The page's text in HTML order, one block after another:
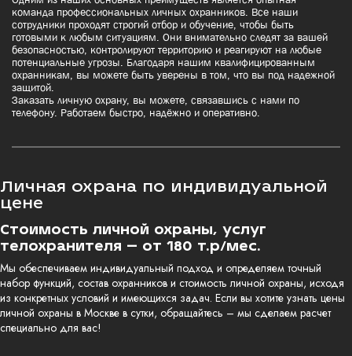
команда профессиональных личных охранников. Все наши
сотрудники проходят строгий отбор и обучение, чтобы быть
готовыми к любым ситуациям. Они внимательно следят за вашей
безопасностью, контролируют территорию и реагируют на любые
потенциальные угрозы. Благодаря нашим квалифицированным
охранникам, вы можете быть уверены в том, что вы под надежной
защитой.
Заказать личную охрану, вы можете, связавшись с нами по
телефону. Работаем быстро, надёжно и оперативно.
Личная охрана по индивидуальной
цене
Стоимость личной охраны, услуг
телохранителя – от 180 т.р/мес.
Мы обеспечиваем индивидуальный подход и определяем точный
набор функций, состав охранников и стоимость личной охраны, исходя
из конкретных условий и имеющихся задач. Если вы хотите узнать цены
личной охраны в Москве в сутки, обращайтесь – мы сделаем расчет
специально для вас!